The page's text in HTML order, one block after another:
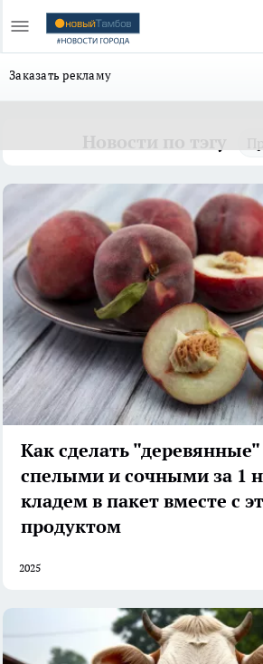
Заказать рекламу
Как сделать
спелыми и сочными за 1
кладем в пакет вместе с
продуктом
2025